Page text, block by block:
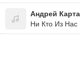
Андрей